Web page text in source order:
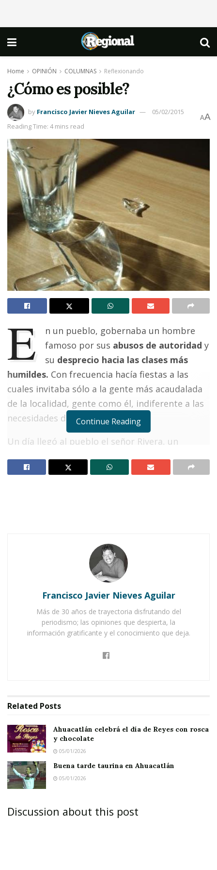
Home OPINIÓN COLUMNAS Reflexionando
¿Cómo es posible?
by Francisco Javier Nieves Aguilar
05/02/2015
Reading Time: 4 mins read
AA
E
n un pueblo, gobernaba un hombre
famoso por sus abusos de autoridady
su desprecio hacia las clases más
humildes. Con frecuencia hacía fiestas a las
cuales invitaba sólo a la gente más acaudalada
de la localidad, gente como él, indiferente a las
necesidades de los pobres.
Un día llegó al pueblo el señor Rivera, un
una gran industria en el lugar, lo cual
Ahuacatlán celebrá el día de Reyes con rosca y
Buena tarde taurina en Ahuacatlán
Esa noche, ofreció una fiesta en su honor, en
mozo se le cayó una bandeja con vasos,
gobernador y su invitado.
⏤ ¡¿Pero que no te fijas imbécil?! –le gritó el
gobernador al muchacho, quien muy asustado
procedió a recoger los vidrios–.
Continue Reading
Francisco Javier Nieves Aguilar
Más de 30 años de trayectoria disfrutando del
periodismo; las opiniones que despierta, la
información gratificante y el conocimiento que deja.
Related Posts
Ahuacatlán celebrá el día de Reyes con rosca
y chocolate
05/01/2026
Buena tarde taurina en Ahuacatlán
05/01/2026
Discussion about this post